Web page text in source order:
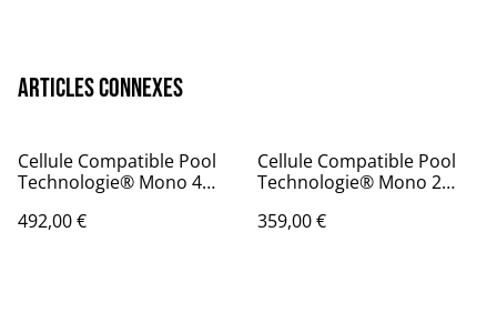
Articles connexes
Cellule Compatible Pool
Technologie® Mono 4
492,00 €
Cellule Compatible Pool
Technologie® Mono 2
359,00 €